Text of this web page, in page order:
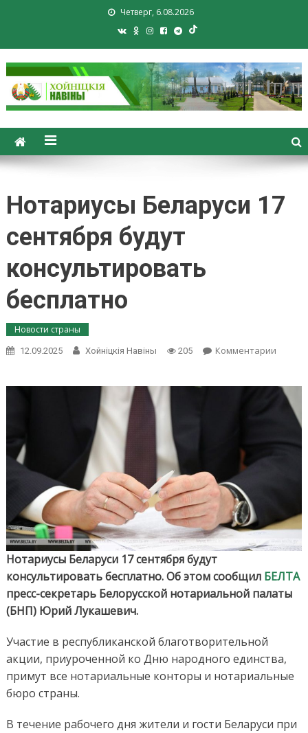
Четверг, 6.08.2026
Хойники. Хойнiцкiя навiны.
Новости Хойник. Районная
Нотариусы Беларуси 17
сентября будут
консультировать
бесплатно
Новости страны
12.09.2025 Хойнiцкiя Навiны 205 Комментарииon
17
будут
Нотариусы Беларуси 17 сентября будут
консультировать бесплатно. Об этом сообщил БЕЛТА
пресс-секретарь Белорусской нотариальной палаты
(БНП) Юрий Лукашевич.
Участие в республиканской благотворительной
акции, приуроченной ко Дню народного единства,
примут все нотариальные конторы и нотариальные
бюро страны.
В течение рабочего дня жители и гости Беларуси при